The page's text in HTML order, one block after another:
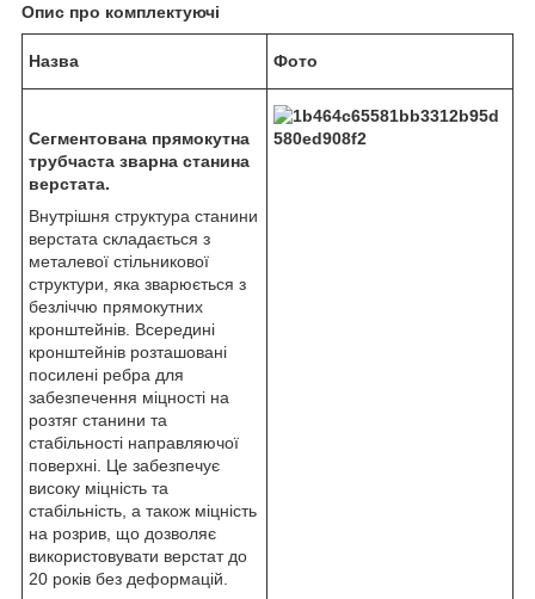
Опис про комплектуючі
Назва Фото
Сегментована прямокутна
трубчаста зварна станина
верстата.
Внутрішня структура станини
верстата складається з
металевої стільникової
структури, яка зварюється з
безліччю прямокутних
кронштейнів. Всередині
кронштейнів розташовані
посилені ребра для
забезпечення міцності на
розтяг станини та
стабільності направляючої
поверхні. Це забезпечує
високу міцність та
стабільність, а також міцність
на розрив, що дозволяє
використовувати верстат до
20 років без деформацій.